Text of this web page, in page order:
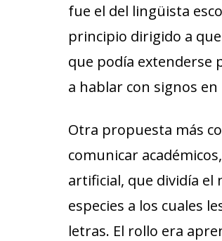
fue el del lingüista
principio dirigido a
que podía extenderse
a hablar con signos en
Otra propuesta más
comunicar
artificial, que dividía el
especies a los cuales
letras. El rollo era